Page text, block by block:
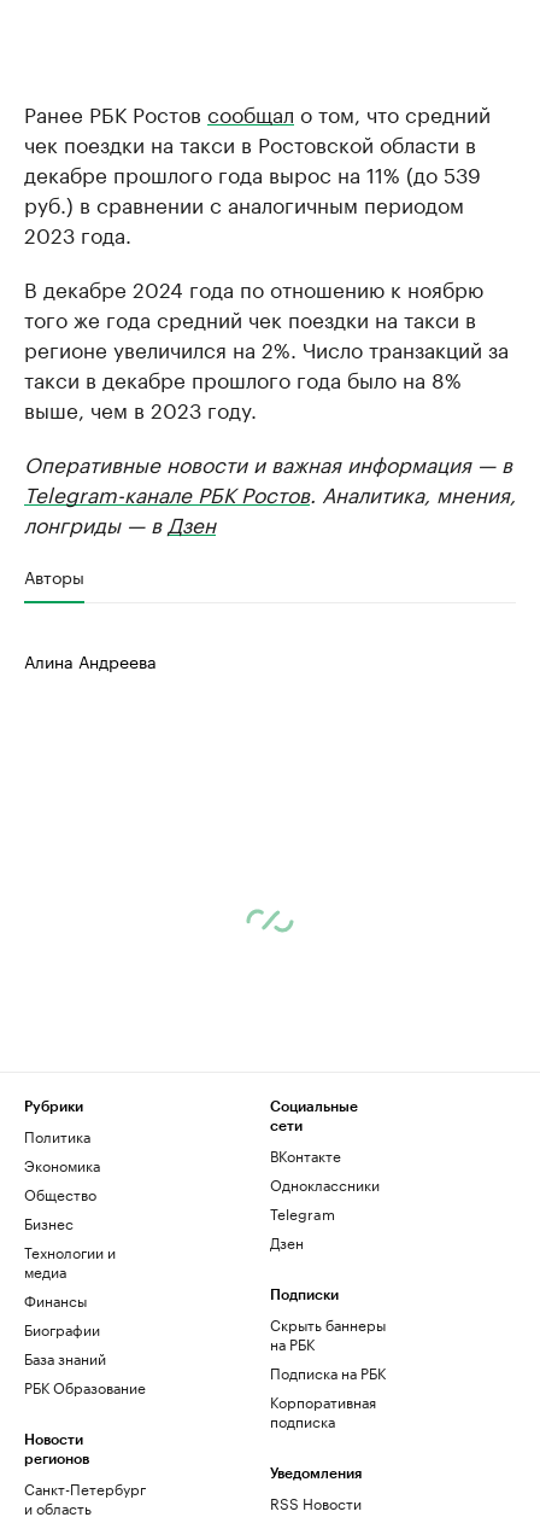
Ранее РБК Ростов сообщал о том, что средний
чек поездки на такси в Ростовской области в
декабре прошлого года вырос на 11% (до 539
руб.) в сравнении с аналогичным периодом
2023 года.
В декабре 2024 года по отношению к ноябрю
того же года средний чек поездки на такси в
регионе увеличился на 2%. Число транзакций за
такси в декабре прошлого года было на 8%
выше, чем в 2023 году.
Оперативные новости и важная информация — в
Telegram-канале РБК Ростов. Аналитика, мнения,
лонгриды — в Дзен
Авторы
Алина Андреева
Рубрики
Политика
Экономика
Общество
Бизнес
Технологии и
медиа
Финансы
Биографии
База знаний
РБК Образование
Новости
регионов
Санкт-Петербург
и область
Социальные
сети
ВКонтакте
Одноклассники
Telegram
Дзен
Подписки
Скрыть баннеры
на РБК
Подписка на РБК
Корпоративная
подписка
Уведомления
RSS Новости